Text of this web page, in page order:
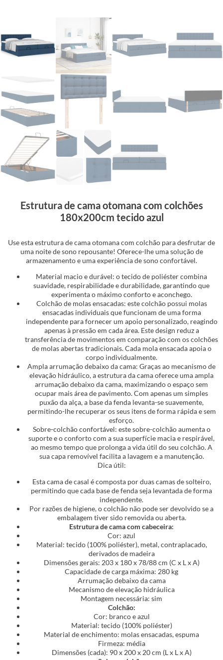
Estrutura de cama otomana com colchões
180x200cm tecido azul
Use esta estrutura de cama otomana com colchão para desfrutar de
uma noite de sono repousante! Oferece-lhe uma solução de
armazenamento e uma experiência de sono confortável.
Material macio e durável: o tecido de poliéster combina
suavidade, respirabilidade e durabilidade, garantindo que
experimenta o máximo conforto e aconchego.
Colchão de molas ensacadas: este colchão possui molas
ensacadas individuais que funcionam de uma forma
independente para fornecer um apoio personalizado, reagindo
apenas à pressão em cada área. Este design reduz a
transferência de movimentos em comparação com os colchões
de molas abertas tradicionais. Cada mola ensacada apoia o
corpo individualmente.
Ampla arrumação debaixo da cama: Graças ao mecanismo de
elevação hidráulico, a estrutura da cama oferece uma ampla
arrumação debaixo da cama, maximizando o espaço sem
ocupar mais área de pavimento. Com apenas um simples
puxão da alça, a base da fenda levanta-se suavemente,
permitindo-lhe recuperar os seus itens de forma rápida e sem
esforço.
Sobre-colchão confortável: este sobre-colchão aumenta o
suporte e o conforto com a sua superfície macia e respirável,
ao mesmo tempo que prolonga a vida útil do seu colchão. A
sua capa removível facilita a lavagem e a manutenção.
Dica útil:
Esta cama de casal é composta por duas camas de solteiro,
permitindo que cada base de fenda seja levantada de forma
independente.
Por razões de higiene, o colchão não pode ser devolvido se a
embalagem tiver sido removida ou aberta.
Estrutura de cama com cabeceira:
Cor: azul
Material: tecido (100% poliéster), metal, contraplacado,
derivados de madeira
Dimensões gerais: 203 x 180 x 78/88 cm (C x L x A)
Capacidade de carga máxima: 280 kg
Arrumação debaixo da cama
Mecanismo de elevação hidráulica
Montagem necessária: sim
Colchão:
Cor: branco e azul
Material: tecido (100% poliéster)
Material de enchimento: molas ensacadas, espuma
Firmeza: média
Dimensões (cada): 90 x 200 x 20 cm (L x L x A)